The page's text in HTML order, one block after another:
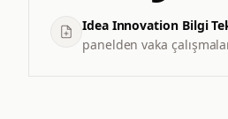
Idea Innovation Bilgi
panelden vaka